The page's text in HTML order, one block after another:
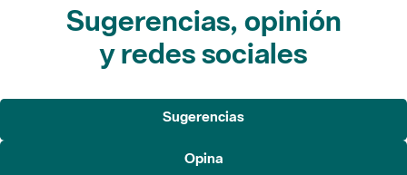
Sugerencias, opinión
y redes sociales
Sugerencias
Opina